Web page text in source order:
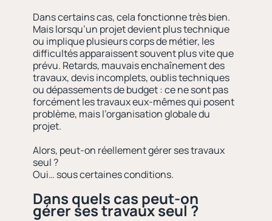
Dans certains cas, cela fonctionne très bien.
Mais lorsqu’un projet devient plus technique
ou implique plusieurs corps de métier, les
difficultés apparaissent souvent plus vite que
prévu. Retards, mauvais enchaînement des
travaux, devis incomplets, oublis techniques
ou dépassements de budget : ce ne sont pas
forcément les travaux eux-mêmes qui posent
problème, mais l’organisation globale du
projet.
Alors, peut-on réellement gérer ses travaux
seul ?
Oui… sous certaines conditions.
Dans quels cas peut-on
gérer ses travaux seul ?